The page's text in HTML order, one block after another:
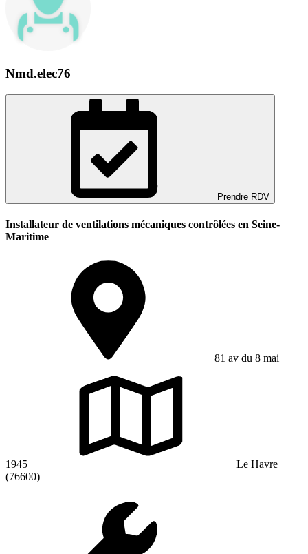
Nmd.elec76
Prendre RDV
Installateur de ventilations mécaniques contrôlées en Seine-
Maritime
81 av du 8 mai
1945
Le Havre
(76600)